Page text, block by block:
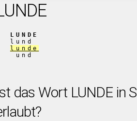
LUNDE
lund
lunde
und
das Wort LUNDE in